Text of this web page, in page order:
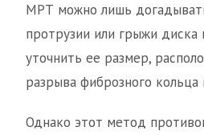
МРТ можно лишь
протрузии или грыжи
уточнить ее размер,
разрыва фиброзного кольца
Однако этот метод